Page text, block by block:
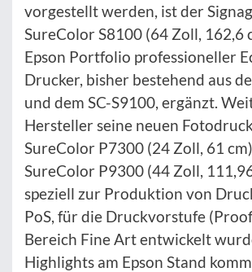
vorgestellt werden, ist der
SureColor S8100 (64 Zoll, 162,6
Epson Portfolio professioneller
Drucker, bisher bestehend aus
und dem SC-S9100, ergänzt.
Hersteller seine neuen
SureColor P7300 (24 Zoll, 61
SureColor P9300 (44 Zoll,
speziell zur Produktion von
PoS, für die Druckvorstufe
Bereich Fine Art entwickelt
Highlights am Epson Stand